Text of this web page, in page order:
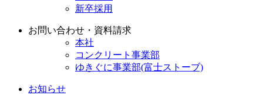
新卒採用
お問い合わせ・資料請求
本社
コンクリート事業部
ゆきぐに事業部(富士ストーブ)
お知らせ